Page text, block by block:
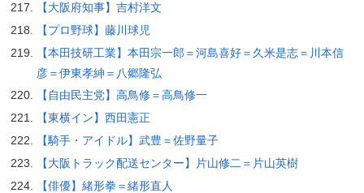
【大阪府知事】吉村洋文
【プロ野球】藤川球児
【本田技研工業】本田宗一郎＝河島喜好＝久米是志＝川本信
彦＝伊東孝紳＝八郷隆弘
【自由民主党】高鳥修＝高鳥修一
【東横イン】西田憲正
【騎手・アイドル】武豊＝佐野量子
【大阪トラック配送センター】片山修二＝片山英樹
【俳優】緒形拳＝緒形直人